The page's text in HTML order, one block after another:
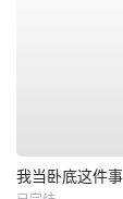
我当卧底这件事